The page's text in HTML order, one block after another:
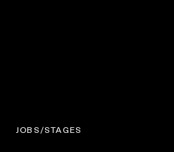
JOBS/STAGES